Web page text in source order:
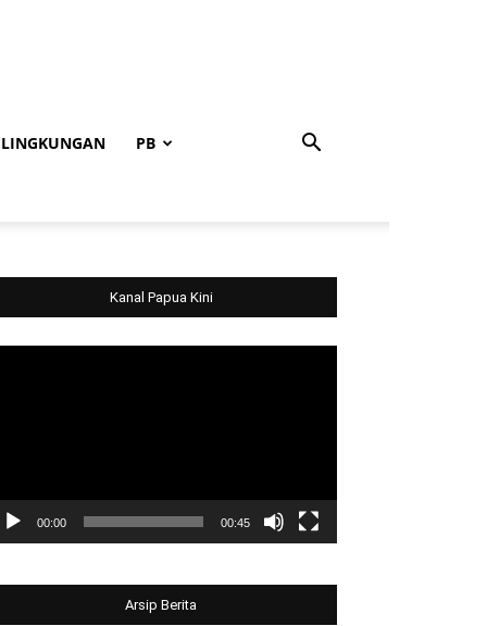
LINGKUNGAN PB
Kanal Papua Kini
00:00 00:45
Arsip Berita